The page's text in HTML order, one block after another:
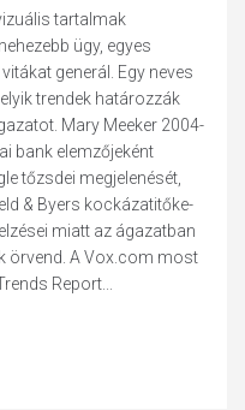
tartalmak
ügy, egyes
generál. Egy neves
trendek határozzák
Mary Meeker 2004-
bank elemzőjeként
tőzsdei megjelenését,
& Byers kockázatitőke-
miatt az ágazatban
örvend. A Vox.com most
Report...